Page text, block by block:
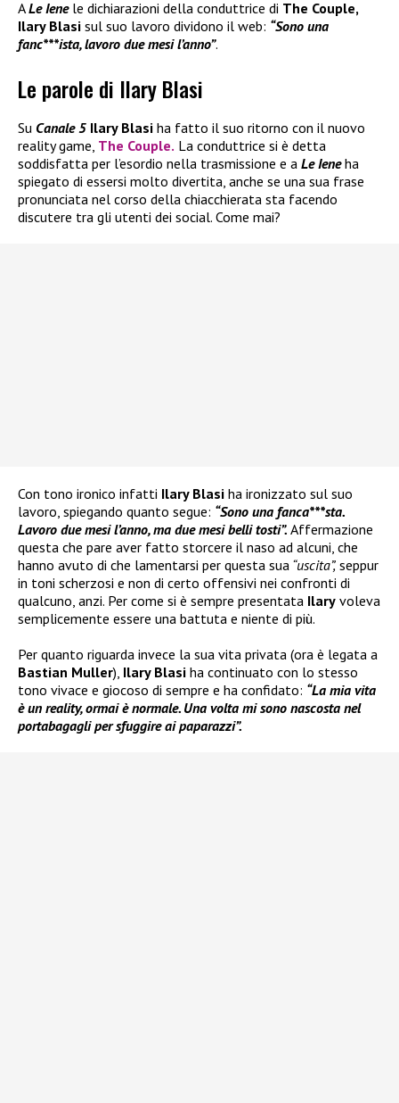
ALe Iene le dichiarazioni della conduttrice di The Couple,
Ilary Blasi sul suo lavoro dividono il web: “Sono una
fanc***ista, lavoro due mesi l’anno”.
Le parole di Ilary Blasi
Su Canale 5 Ilary Blasi ha fatto il suo ritorno con il nuovo
reality game, The Couple. La conduttrice si è detta
soddisfatta per l’esordio nella trasmissione e a Le Ieneha
spiegato di essersi molto divertita, anche se una sua frase
pronunciata nel corso della chiacchierata sta facendo
discutere tra gli utenti dei social. Come mai?
Con tono ironico infatti Ilary Blasi ha ironizzato sul suo
lavoro, spiegando quanto segue: “Sono una fanca***sta.
Lavoro due mesi l’anno, ma due mesi belli tosti”. Affermazione
questa che pare aver fatto storcere il naso ad alcuni, che
hanno avuto di che lamentarsi per questa sua “uscita”, seppur
in toni scherzosi e non di certo offensivi nei confronti di
qualcuno, anzi. Per come si è sempre presentata Ilary voleva
semplicemente essere una battuta e niente di più.
Per quanto riguarda invece la sua vita privata (ora è legata a
Bastian Muller), Ilary Blasi ha continuato con lo stesso
tono vivace e giocoso di sempre e ha confidato: “La mia vita
è un reality, ormai è normale. Una volta mi sono nascosta nel
portabagagli per sfuggire ai paparazzi”.